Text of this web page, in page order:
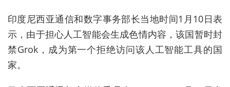
印度尼西亚通信和数字事务部长当地时间1月10日表
示，由于担心人工智能会生成色情内容，该国暂时封
禁Grok，成为第一个拒绝访问该人工智能工具的国
家。